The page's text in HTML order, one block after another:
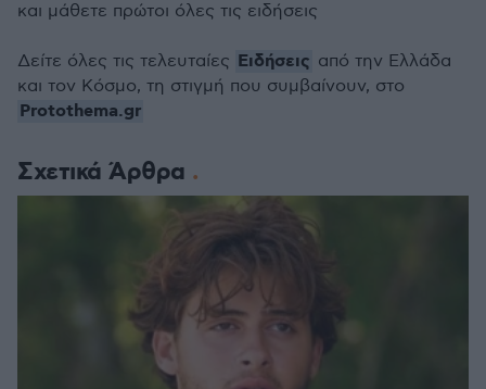
Σχετικά Άρθρα
και μάθετε πρώτοι όλες τις ειδήσεις
Δείτε όλες τις τελευταίες Ειδήσεις από την Ελλάδα
και τον Κόσμο, τη στιγμή που συμβαίνουν, στο
Protothema.gr